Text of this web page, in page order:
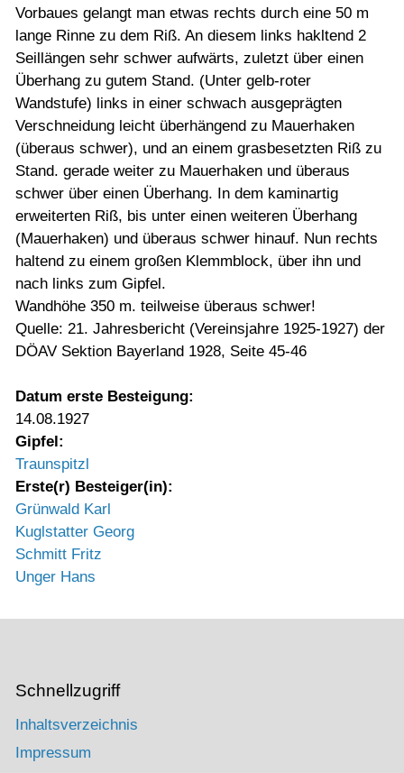
Vorbaues gelangt man etwas rechts durch eine 50 m
lange Rinne zu dem Riß. An diesem links hakltend 2
Seillängen sehr schwer aufwärts, zuletzt über einen
Überhang zu gutem Stand. (Unter gelb-roter
Wandstufe) links in einer schwach ausgeprägten
Verschneidung leicht überhängend zu Mauerhaken
(überaus schwer), und an einem grasbesetzten Riß zu
Stand. gerade weiter zu Mauerhaken und überaus
schwer über einen Überhang. In dem kaminartig
erweiterten Riß, bis unter einen weiteren Überhang
(Mauerhaken) und überaus schwer hinauf. Nun rechts
haltend zu einem großen Klemmblock, über ihn und
nach links zum Gipfel.
Wandhöhe 350 m. teilweise überaus schwer!
Quelle: 21. Jahresbericht (Vereinsjahre 1925-1927) der
DÖAV Sektion Bayerland 1928, Seite 45-46
Datum erste Besteigung:
14.08.1927
Gipfel:
Traunspitzl
Erste(r) Besteiger(in):
Grünwald Karl
Kuglstatter Georg
Schmitt Fritz
Unger Hans
Schnellzugriff
Inhaltsverzeichnis
Impressum